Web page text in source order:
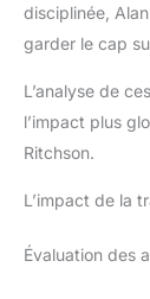
disciplinée,
garder le cap
L’analyse de
l’impact plus
Ritchson.
L’impact de la
Évaluation des